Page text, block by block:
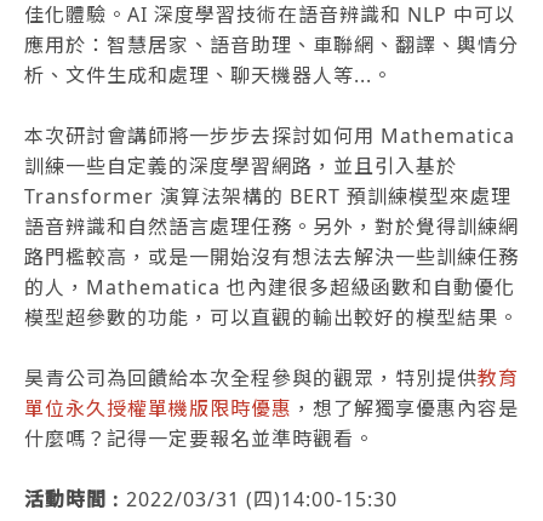
佳化體驗。AI 深度學習技術在語音辨識和 NLP 中可以
應用於：智慧居家、語音助理、車聯網、翻譯、輿情分
析、文件生成和處理、聊天機器人等...。
本次研討會講師將一步步去探討如何用 Mathematica
訓練一些自定義的深度學習網路，並且引入基於
Transformer 演算法架構的 BERT 預訓練模型來處理
語音辨識和自然語言處理任務。另外，對於覺得訓練網
路門檻較高，或是一開始沒有想法去解決一些訓練任務
的人，Mathematica 也內建很多超級函數和自動優化
模型超參數的功能，可以直觀的輸出較好的模型結果。
昊青公司為回饋給本次全程參與的觀眾，特別提供教育
單位永久授權單機版限時優惠 ，想了解獨享優惠內容是
什麼嗎？記得一定要報名並準時觀看。
活動時間 : 2022/03/31 (四)14:00-15:30